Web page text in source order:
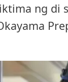
ng di